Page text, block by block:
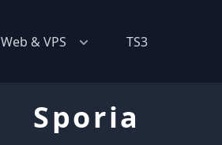
Web & VPS TS3
Sporia